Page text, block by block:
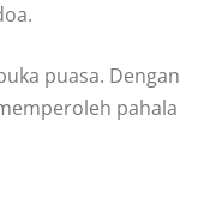
puasa. Dengan
pahala